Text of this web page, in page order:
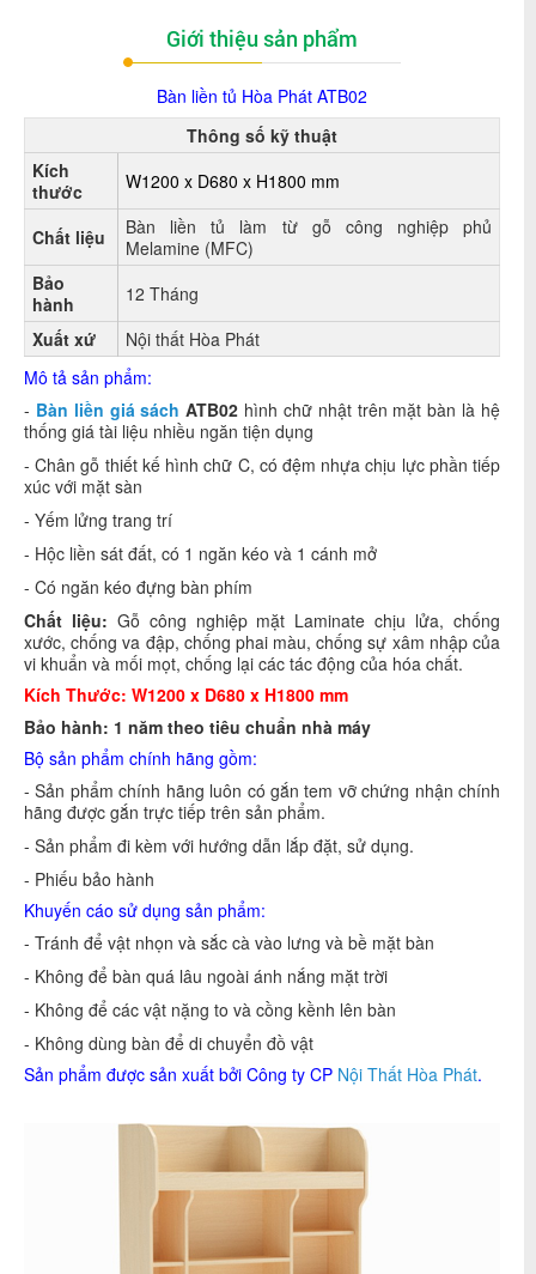
Giới thiệu sản phẩm
Bàn liền tủ Hòa Phát ATB02
Thông số kỹ thuật
Kích
thước
W1200 x D680 x H1800 mm
Chất liệu
Bàn liền tủ làm từ gỗ công nghiệp phủ
Melamine (MFC)
Bảo
hành
12 Tháng
Xuất xứ
Nội thất Hòa Phát
Mô tả sản phẩm:
- Bàn liền giá sách ATB02 hình chữ nhật trên mặt bàn là hệ
thống giá tài liệu nhiều ngăn tiện dụng
- Chân gỗ thiết kế hình chữ C, có đệm nhựa chịu lực phần tiếp
xúc với mặt sàn
- Yếm lửng trang trí
- Hộc liền sát đất, có 1 ngăn kéo và 1 cánh mở
- Có ngăn kéo đựng bàn phím
Chất liệu: Gỗ công nghiệp mặt Laminate chịu lửa, chống
xước, chống va đập, chống phai màu, chống sự xâm nhập của
vi khuẩn và mối mọt, chống lại các tác động của hóa chất.
Kích Thước: W1200 x D680 x H1800 mm
Bảo hành: 1 năm theo tiêu chuẩn nhà máy
Bộ sản phẩm chính hãng gồm:
- Sản phẩm chính hãng luôn có gắn tem vỡ chứng nhận chính
hãng được gắn trực tiếp trên sản phẩm.
- Sản phẩm đi kèm với hướng dẫn lắp đặt, sử dụng.
- Phiếu bảo hành
Khuyến cáo sử dụng sản phẩm:
- Tránh để vật nhọn và sắc cà vào lưng và bề mặt bàn
- Không để bàn quá lâu ngoài ánh nắng mặt trời
- Không để các vật nặng to và cồng kềnh lên bàn
- Không dùng bàn để di chuyển đồ vật
Sản phẩm được sản xuất bởi Công ty CP Nội Thất Hòa Phát.